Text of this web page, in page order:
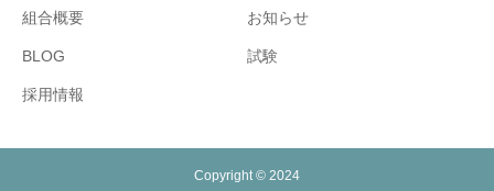
組合概要 お知らせ
BLOG 試験
採用情報
Copyright © 2024